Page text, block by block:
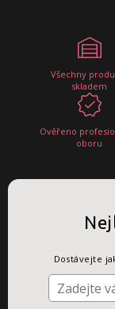
Všechny
skladem
Ověřeno
oboru
Dostávejte